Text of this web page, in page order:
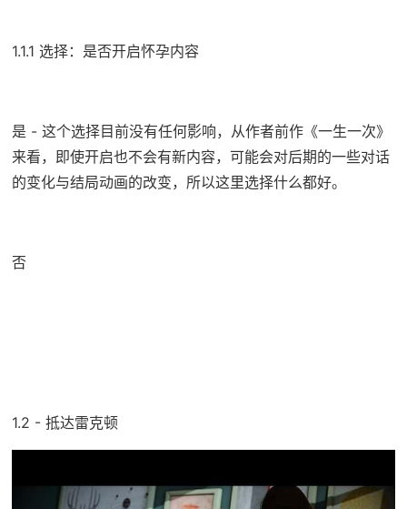
1.1.1 选择：是否开启怀孕内容
是 - 这个选择目前没有任何影响，从作者前作《一生一次》
来看，即使开启也不会有新内容，可能会对后期的一些对话
的变化与结局动画的改变，所以这里选择什么都好。
否
1.2 - 抵达雷克顿